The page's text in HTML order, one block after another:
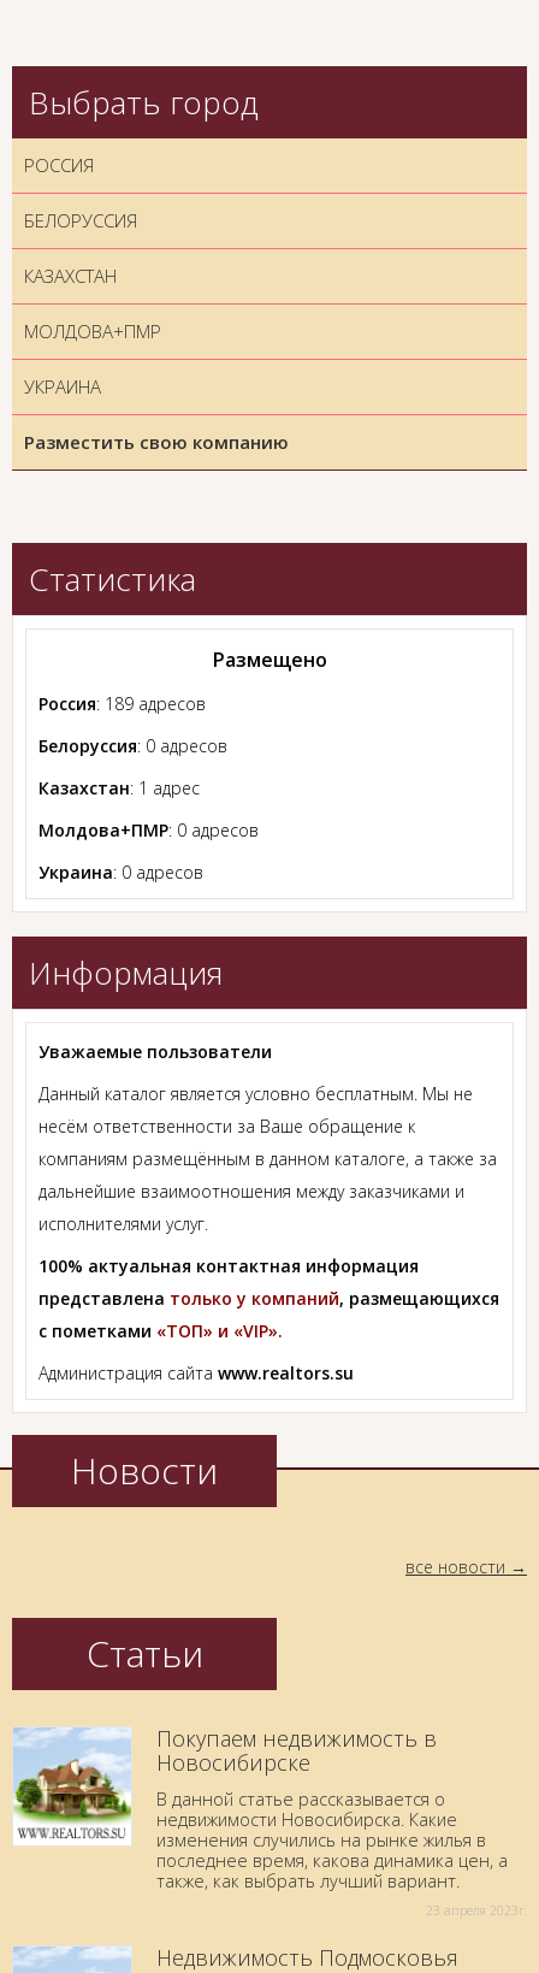
Выбрать город
РОССИЯ
БЕЛОРУССИЯ
КАЗАХСТАН
МОЛДОВА+ПМР
УКРАИНА
Разместить свою компанию
Статистика
Размещено
Россия: 189 адресов
Белоруссия: 0 адресов
Казахстан: 1 адрес
Молдова+ПМР: 0 адресов
Украина: 0 адресов
Информация
Уважаемые пользователи
Данный каталог является условно бесплатным. Мы не
несём ответственности за Ваше обращение к
компаниям размещённым в данном каталоге, а также за
дальнейшие взаимоотношения между заказчиками и
исполнителями услуг.
100% актуальная контактная информация
представлена только у компаний, размещающихся
с пометками «ТОП» и «VIP».
Администрация сайта www.realtors.su
Новости
все новости
Статьи
Покупаем недвижимость в
Новосибирске
В данной статье рассказывается о
недвижимости Новосибирска. Какие
изменения случились на рынке жилья в
последнее время, какова динамика цен, а
также, как выбрать лучший вариант.
23 aпреля 2023г.
Недвижимость Подмосковья